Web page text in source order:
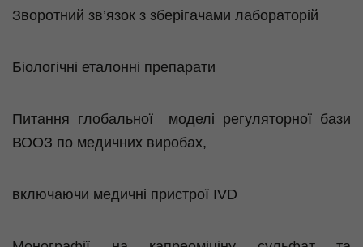
Зворотний зв’язок з зберігачами лабораторій
Біологічні еталонні препарати
Питання глобальної
моделі регуляторної бази
ВООЗ по медичних виробах,
включаючи медичні пристрої IVD